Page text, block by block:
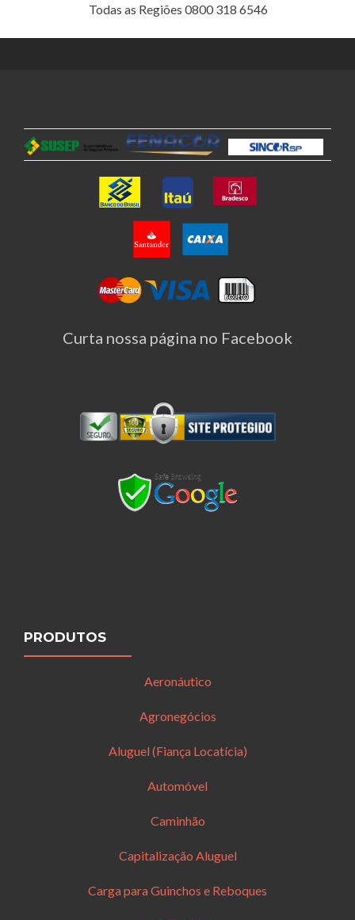
Todas as Regiões 0800 318 6546
Curta nossa página no Facebook
PRODUTOS
Aeronáutico
Agronegócios
Aluguel (Fiança Locatícia)
Automóvel
Caminhão
Capitalização Aluguel
Carga para Guinchos e Reboques